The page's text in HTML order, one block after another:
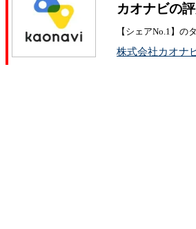
カオナビの
【シェアNo.1】の
株式会社カオナ